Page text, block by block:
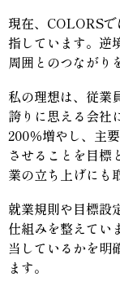
現在、COLORS
指しています。逆
周囲とのつながり
私の理想は、従業
誇りに思える会社
200％増やし、主
させることを目標
業の立ち上げにも
就業規則や目標設
仕組みを整えてい
当しているかを明
ます。